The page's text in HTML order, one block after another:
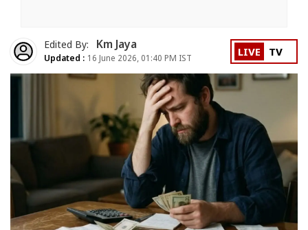
Edited By: Km Jaya
Updated : 16 June 2026, 01:40 PM IST LIVE TV